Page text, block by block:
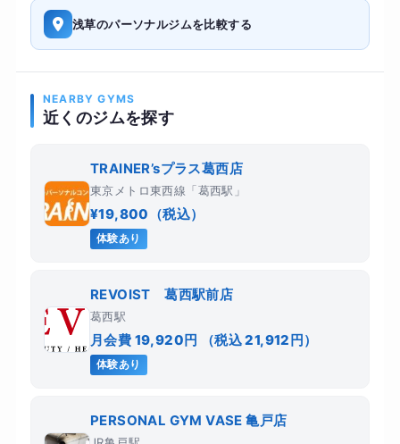
浅草のパーソナルジムを比較する
NEARBY GYMS
近くのジムを探す
TRAINER’sプラス葛西店
東京メトロ東西線「葛西駅」
¥19,800（税込）
体験あり
REVOIST 葛西駅前店
葛西駅
月会費 19,920円 （税込 21,912円）
体験あり
PERSONAL GYM VASE 亀戸店